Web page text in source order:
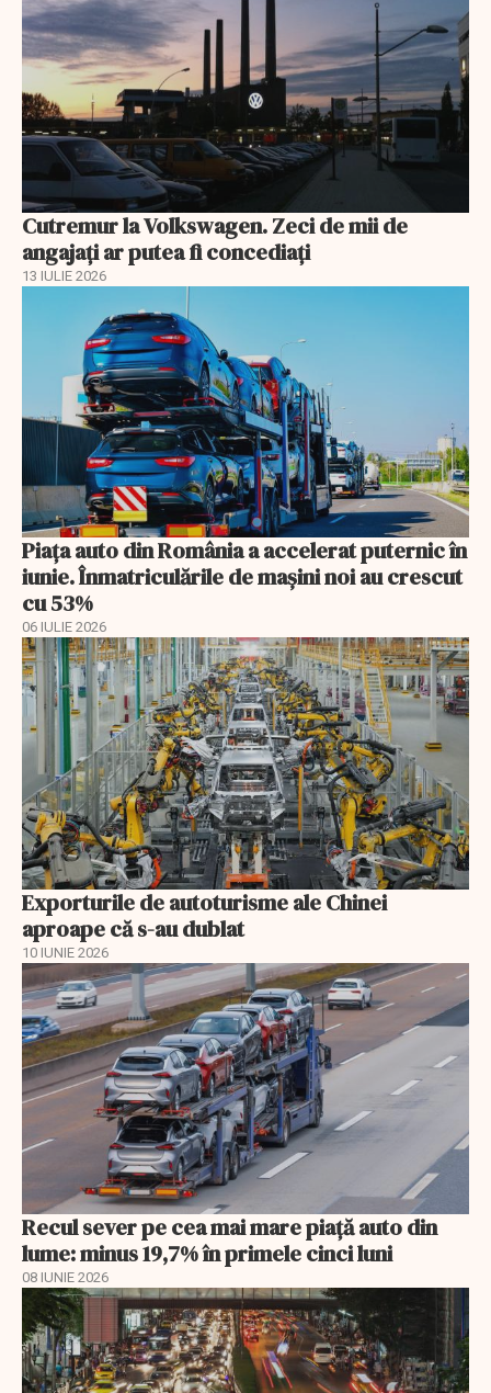
Cutremur la Volkswagen. Zeci de mii de
angajați ar putea fi concediați
13 IULIE 2026
Piața auto din România a accelerat puternic în
iunie. Înmatriculările de mașini noi au crescut
cu 53%
06 IULIE 2026
Exporturile de autoturisme ale Chinei
aproape că s-au dublat
10 IUNIE 2026
Recul sever pe cea mai mare piață auto din
lume: minus 19,7% în primele cinci luni
08 IUNIE 2026